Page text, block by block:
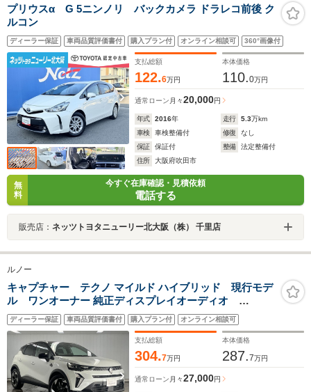
RVM パワーシート&
ト オートエアコン
トップ スマ
ー オート
オートライト
プリウスα G 5ニンノリ バックカメラ ドラレコ前後 ク
ルコン
ディーラー保証 車両品質評価書付 購入プラン付 オンライン相談可 360°画像付
支払総額
122.6万円
本体価格
110.0万円
通常ローン 月々20,000円
年式 2016年 走行 5.3万km
車検
車検整備付 修復
なし
保証
保証付 整備
法定整備付
住所
大阪府吹田市
無
料
今すぐ在庫確認・見積依頼
電話する
販売店： ネッツトヨタニューリー北大阪（株） 千里店
ルノー
キャプチャー テクノ マイルド ハイブリッド 現行モデ
ル ワンオーナー 純正ディスプレイオーディオ
AppleCarPlay 対応 Bluetooth接続LEDヘッドライ
ト ステイリングヒーター アダプティブクルーズコ
ントロール 新車保証継承
ディーラー保証 車両品質評価書付 購入プラン付 オンライン相談可
支払総額
304.7万円
本体価格
287.7万円
通常ローン 月々27,000円